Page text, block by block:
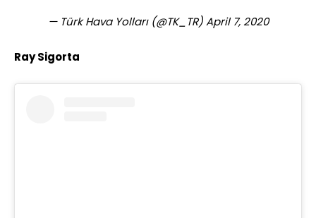
— Türk Hava Yolları (@TK_TR)April 7, 2020
Ray Sigorta